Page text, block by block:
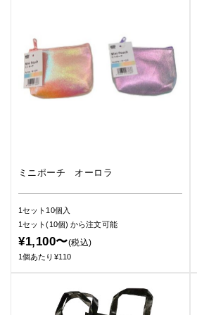
ミニポーチ オーロラ
1セット10個入
1セット(10個)から注文可能
¥1,100〜(税込)
1個あたり¥110